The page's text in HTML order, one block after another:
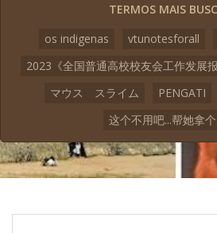
TERMOS MAIS
os indigenas
vtunotesforall
2023《全国普通高校校友会工作发展
マウス スライム
PENGATI
这个不用吧...帮她拿